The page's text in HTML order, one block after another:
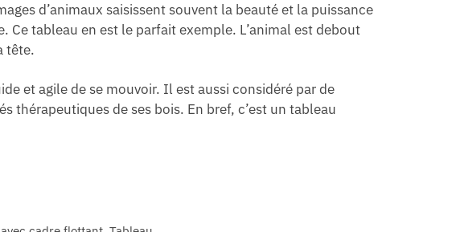
d’animaux saisissent souvent la beauté et la puissance
tableau en est le parfait exemple. L’animal est debout
tête.
et agile de se mouvoir. Il est aussi considéré par de
thérapeutiques de ses bois. En bref, c’est un tableau